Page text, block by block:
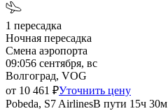
1 пересадка
Ночная пересадка
Смена аэропорта
09:056 сентября, вс
Волгоград, VOG
от 10 461 ₽Уточнить цену
Pobeda, S7 AirlinesВ пути 15ч 30м